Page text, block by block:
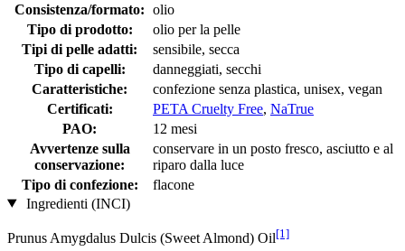
Consistenza/formato: olio
Tipo di prodotto:
olio per la pelle
Tipi di pelle adatti:
sensibile, secca
Tipo di capelli:
danneggiati, secchi
Caratteristiche:
confezione senza plastica, unisex, vegan
Certificati:
PETA Cruelty Free, NaTrue
PAO:
12 mesi
Avvertenze sulla
conservazione:
conservare in un posto fresco, asciutto e al
riparo dalla luce
Tipo di confezione:
flacone
Ingredienti (INCI)
Prunus Amygdalus Dulcis (Sweet Almond) Oil[1]